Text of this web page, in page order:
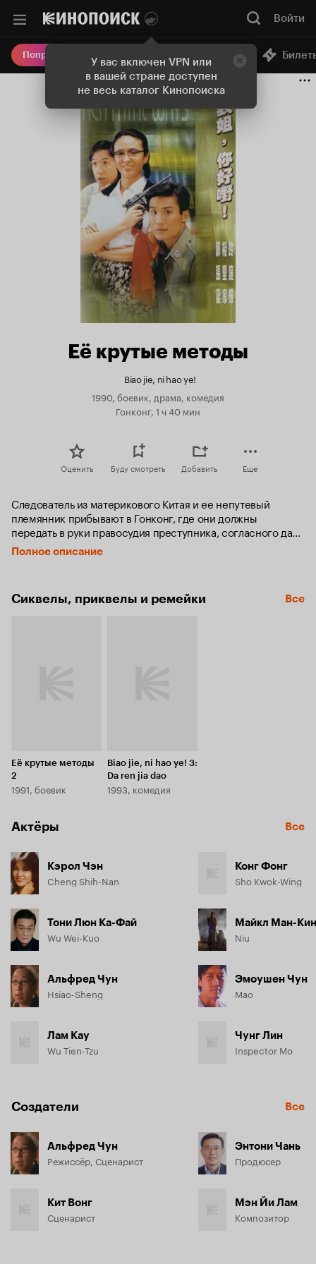
У вас включен VPN или
в вашей стране доступен
не весь каталог Кинопоиска
Войти
Попробовать Плюс Онлайн-кинотеатр
Её крутые методы
Biao jie, ni hao ye!
1990, боевик, драма, комедия
Гонконг, 1 ч 40 мин
Оценить Буду смотреть Добавить Еще
Следователь из материкового Китая и ее непутевый
племянник прибывают в Гонконг, где они должны
передать в руки правосудия преступника, согласного дать
показания против своего бывшего босса. Передача
проходит как нельзя лучше, но в первую же ночь на новом
Ответственная и дисциплинированная главная героиня не
Полное описание
Сиквелы, приквелы и ремейки Все
Её крутые методы
2
1991, боевик
Biao jie, ni hao ye! 3:
Da ren jia dao
1993, комедия
Актёры Все
Кэрол Чэн
Cheng Shih-Nan
Тони Люн Ка-Фай
Wu Wei-Kuo
Альфред Чун
Hsiao-Sheng
Лам Кау
Wu Tien-Tzu
Конг Фонг
Sho Kwok-Wing
Майкл Ман-
Niu
Эмоушен Чун
Mao
Чунг Лин
Inspector Mo
Создатели Все
Альфред Чун
Режиссёр, Сценарист
Кит Вонг
Сценарист
Энтони Чань
Продюсер
Мэн Йи Лам
Композитор